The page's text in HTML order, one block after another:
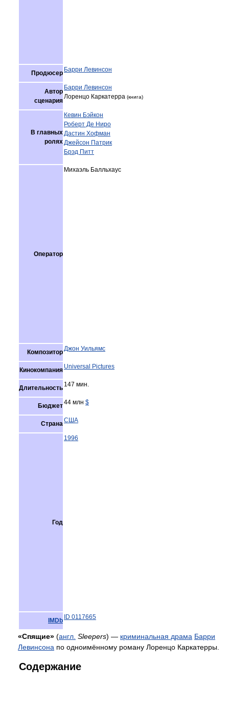
Продюсер Барри Левинсон
Автор
сценария
Барри Левинсон
Лоренцо Каркатерра (книга)
В главных
ролях
Кевин Бэйкон
Роберт Де Ниро
Дастин Хофман
Джейсон Патрик
Брэд Питт
Оператор
Михаэль Балльхаус
КомпозиторДжон Уильямс
Кинокомпания Universal Pictures
Длительность 147 мин.
Бюджет44 млн $
СтранаСША
Год
1996
IMDb ID 0117665
«Спящие» (англ. Sleepers) — криминальная драма Барри
Левинсона по одноимённому роману Лоренцо Каркатерры.
Содержание